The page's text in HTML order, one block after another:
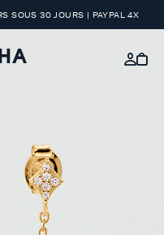
SOUS 30 JOURS | PAYPAL 4X